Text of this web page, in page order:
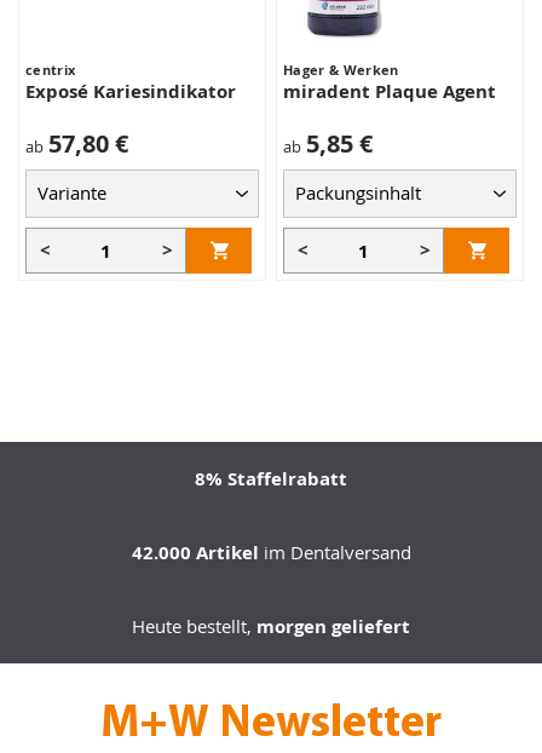
centrix
Exposé Kariesindikator
ab 57,80 €
< >
Hager & Werken
miradent Plaque Agent
ab 5,85 €
< >
8% Staffelrabatt
42.000 Artikel im Dentalversand
Heute bestellt, morgen geliefert
M+W Newsletter